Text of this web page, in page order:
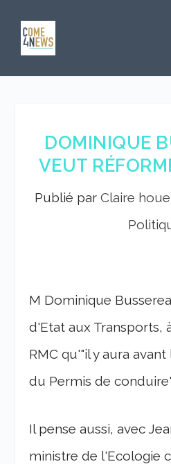
DOMINIQUE
VEUT
Publié par Claire
M Dominique
d'Etat aux Transports,
RMC qu'"il y aura
du Permis de
Il pense aussi, avec
ministre de l'Ecologie